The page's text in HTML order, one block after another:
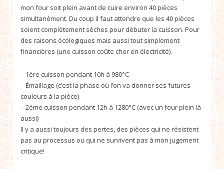
mon four soit plein avant de cuire environ 40 pièces
simultanément. Du coup il faut attendre que les 40 pièces
soient complètement sèches pour débuter la cuisson. Pour
des raisons écologiques mais aussi tout simplement
financières (une cuisson coûte cher en électricité).
– 1ère cuisson pendant 10h à 980°C
– Émaillage (c’est la phase où l’on va donner ses futures
couleurs à la pièce)
– 2ème cuisson pendant 12h à 1280°C (avec un four plein là
aussi)
Il y a aussi toujours des pertes, des pièces qui ne résistent
pas au processus ou qui ne survivent pas à mon jugement
critique!